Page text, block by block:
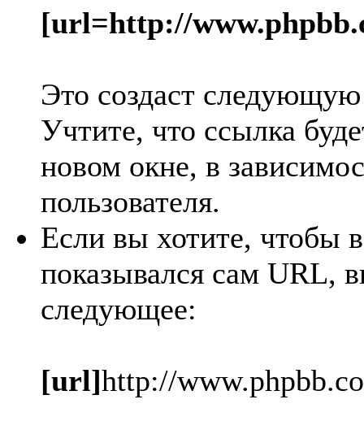
[url=http://
Это создаст
Учтите, что ссылка
новом окне, в
пользователя.
Если вы хотите, чтобы
показывался сам URL,
следующее:
[url]http://